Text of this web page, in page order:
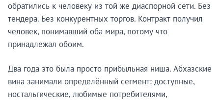
обратились к человеку из той же диаспорной сети. Без
тендера. Без конкурентных торгов. Контракт получил
человек, понимавший оба мира, потому что
принадлежал обоим.
Два года это была просто прибыльная ниша. Абхазские
вина занимали определённый сегмент: доступные,
ностальгические, любимые потребителями,